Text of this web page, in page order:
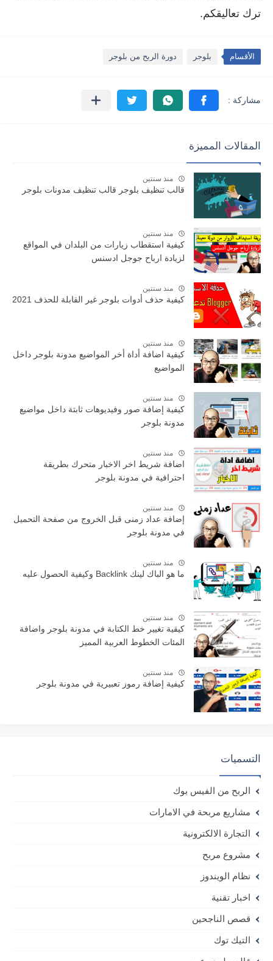
ترك تعاليقكم.
الأقسام بلوجر دورة الربح من بلوجر
المقالات المميزة
منذ سنتين
قالب تنظيف بلوجر قالب تنظيف مدونات بلوجر
منذ سنتين
كيفية استقطاب زيارات من البلدان في المواقع
لزيادة ارباح جوجل ادسنس
منذ سنتين
كيفية حذف أدوات بلوجر غير القابلة للحذف 2021
منذ سنتين
كيفية اضافة أداة أخر المواضيع مدونة بلوجر داخل
المواضيع
منذ سنتين
كيفية إضافة صور وفيديوهات ثابتة داخل مواضيع
مدونة بلوجر
منذ سنتين
اضافة شريط اخر الاخبار متحرك بطريقة
احترافية في مدونة بلوجر
منذ سنتين
إضافة عداد زمنى قبل الخروج من صفحة التحميل
في مدونة بلوجر
منذ سنتين
ما هو الباك لينك Backlink وكيفية الحصول عليه
منذ سنتين
كيقية تغيير خط الكتابة في مدونة بلوجر واضافة
المئات الخطوط العربية المميز
منذ سنتين
كيفية إضافة رموز تعبيرية في مدونة بلوجر
التسميات
الربح من الفيس بوك
مشاريع مربحة في الامارات
التجارة الالكترونية
مشروع مربح
نظام الويندوز
اخبار تقنية
قصص الناجحين
التيك توك